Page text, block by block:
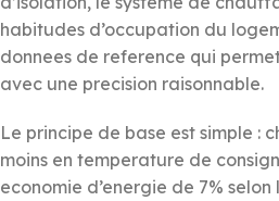
habitudes d’occupation du
donnees de reference qui
avec une precision raisonnable.
Le principe de base est simple :
moins en temperature de
economie d’energie de 7% selon